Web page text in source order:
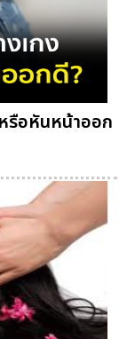
รือหันหน้าออก